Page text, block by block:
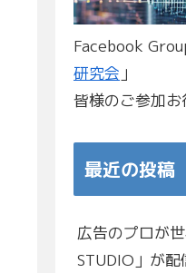
Facebook
研究会 」
皆様のご参加お
最近の投稿
広告のプロが
STUDIO」が配